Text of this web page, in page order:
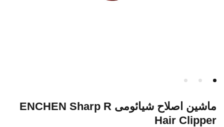
ماشین اصلاح شیائومی ENCHEN Sharp R
Hair Clipper